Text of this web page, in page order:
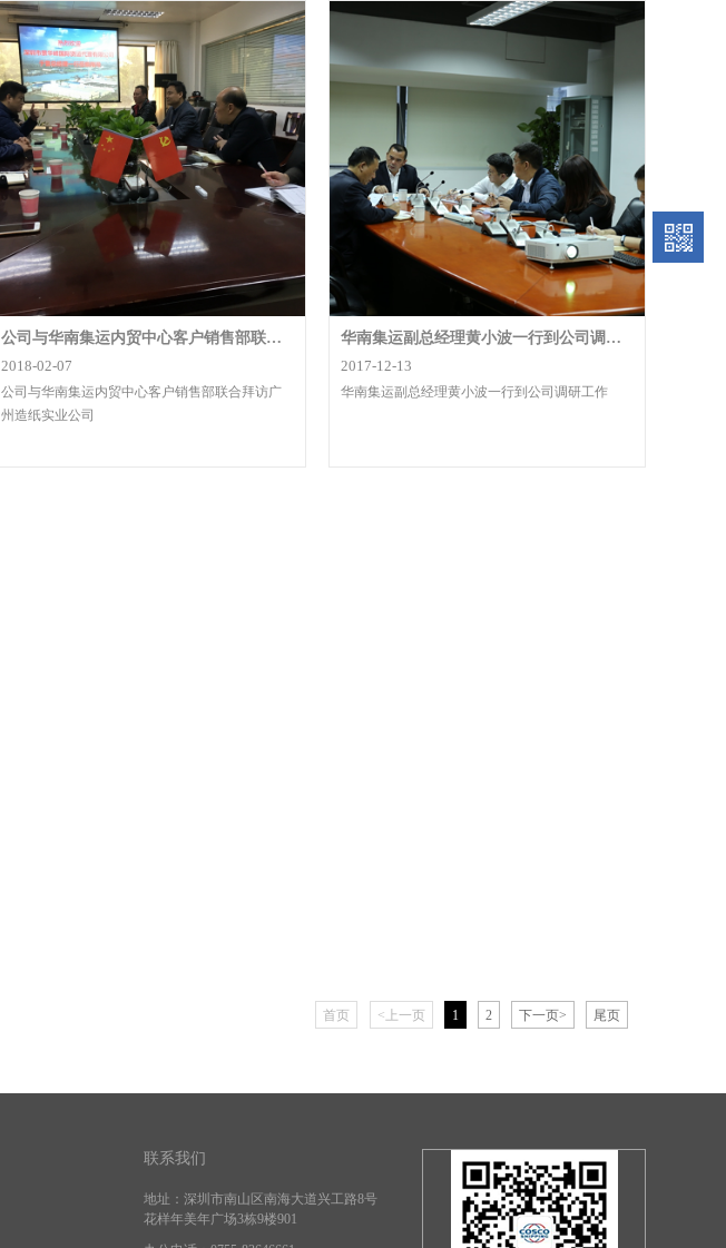
公司与华南集运内贸中心客户销售部联合拜访广州造纸实业公司
2018-02-07
公司与华南集运内贸中心客户销售部联合拜访广
州造纸实业公司
华南集运副总经理黄小波一行到公司调研工作
2017-12-13
华南集运副总经理黄小波一行到公司调研工作
首页 <上一页 1 2 下一页> 尾页
联系我们
地址： 深圳市南山区南海大道兴工路8号
花样年美年广场3栋9楼901